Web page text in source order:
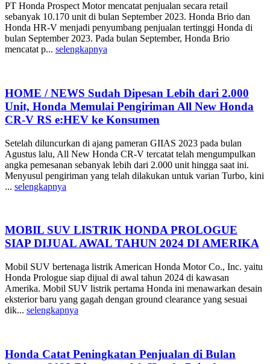
PT Honda Prospect Motor mencatat penjualan secara retail
sebanyak 10.170 unit di bulan September 2023. Honda Brio dan
Honda HR-V menjadi penyumbang penjualan tertinggi Honda di
bulan September 2023. Pada bulan September, Honda Brio
mencatat p... selengkapnya
HOME / NEWS Sudah Dipesan Lebih dari 2.000
Unit, Honda Memulai Pengiriman All New Honda
CR-V RS e:HEV ke Konsumen
Setelah diluncurkan di ajang pameran GIIAS 2023 pada bulan
Agustus lalu, All New Honda CR-V tercatat telah mengumpulkan
angka pemesanan sebanyak lebih dari 2.000 unit hingga saat ini.
Menyusul pengiriman yang telah dilakukan untuk varian Turbo, kini
... selengkapnya
MOBIL SUV LISTRIK HONDA PROLOGUE
SIAP DIJUAL AWAL TAHUN 2024 DI AMERIKA
Mobil SUV bertenaga listrik American Honda Motor Co., Inc. yaitu
Honda Prologue siap dijual di awal tahun 2024 di kawasan
Amerika. Mobil SUV listrik pertama Honda ini menawarkan desain
eksterior baru yang gagah dengan ground clearance yang sesuai
dik... selengkapnya
Honda Catat Peningkatan Penjualan di Bulan